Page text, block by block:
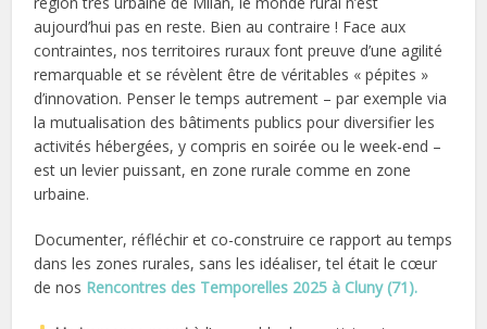
aujourd’hui pas en reste. Bien au contraire ! Face aux
contraintes, nos territoires ruraux font preuve d’une agilité
remarquable et se révèlent être de véritables « pépites »
d’innovation. Penser le temps autrement – par exemple via
la mutualisation des bâtiments publics pour diversifier les
activités hébergées, y compris en soirée ou le week-end –
est un levier puissant, en zone rurale comme en zone
urbaine.
Documenter, réfléchir et co-construire ce rapport au temps
dans les zones rurales, sans les idéaliser, tel était le cœur
de nos Rencontres des Temporelles 2025 à Cluny (71).